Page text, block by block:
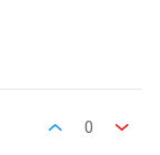
0